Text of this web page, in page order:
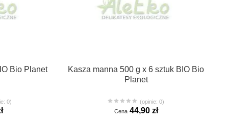
Bio Planet
0)
Kasza manna 500 g x 6 sztuk BIO Bio
Planet
(opinie: 0)
Cena 44,90 zł